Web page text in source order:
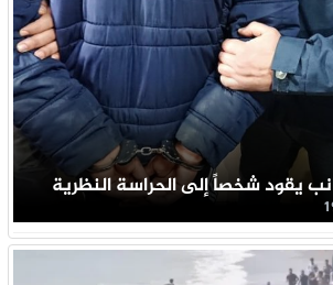
يقود شخصاً إلى الحراسة النظرية